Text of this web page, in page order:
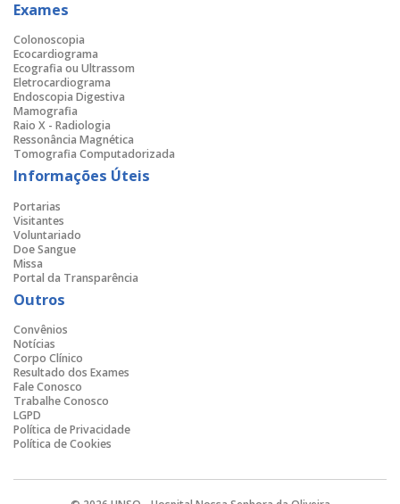
Exames
Colonoscopia
Ecocardiograma
Ecografia ou Ultrassom
Eletrocardiograma
Endoscopia Digestiva
Mamografia
Raio X - Radiologia
Ressonância Magnética
Tomografia Computadorizada
Informações Úteis
Portarias
Visitantes
Voluntariado
Doe Sangue
Missa
Portal da Transparência
Outros
Convênios
Notícias
Corpo Clínico
Resultado dos Exames
Fale Conosco
Trabalhe Conosco
LGPD
Política de Privacidade
Política de Cookies